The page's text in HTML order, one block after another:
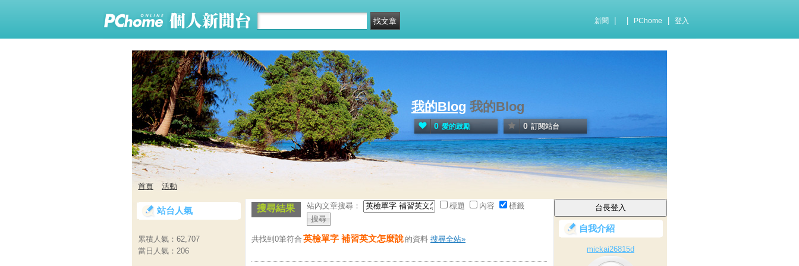
新聞 PChome 登入
我的Blog 我的Blog
0 愛的鼓勵 0 訂閱站台
首頁 活動
搜尋結果 站內文章搜尋： 標題 內容 標籤
共找到0筆符合 英檢單字 補習英文怎麼說 的資料 搜尋全站»
自我介紹
mickai26815d
站台人氣
累積人氣： 62,707
當日人氣： 206